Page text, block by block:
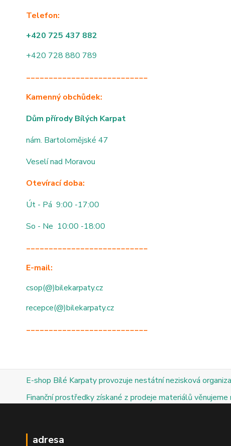
Telefon:
+420 725 437 882
+420 728 880 789
___________________________
Kamenný obchůdek:
Dům přírody Bílých Karpat
nám. Bartolomějské 47
Veselí nad Moravou
Otevírací doba:
Út - Pá 9:00 -17:00
So - Ne 10:00 -18:00
___________________________
E-mail:
csop(@)bilekarpaty.cz
recepce(@)bilekarpaty.cz
___________________________
E-shop Bílé Karpaty provozuje nestátní nezisková
Finanční prostředky získané z prodeje materiálů
adresa